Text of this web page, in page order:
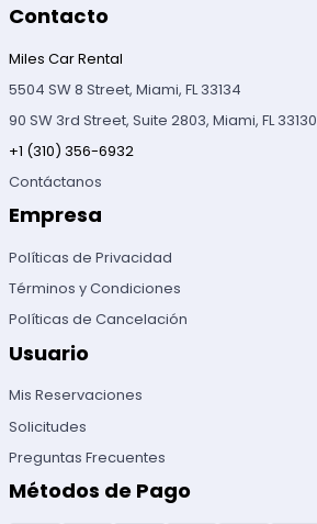
Contacto
Miles Car Rental
5504 SW 8 Street, Miami, FL 33134
90 SW 3rd Street, Suite 2803, Miami, FL 33130
+1 (310) 356-6932
Contáctanos
Empresa
Políticas de Privacidad
Términos y Condiciones
Políticas de Cancelación
Usuario
Mis Reservaciones
Solicitudes
Preguntas Frecuentes
Métodos de Pago